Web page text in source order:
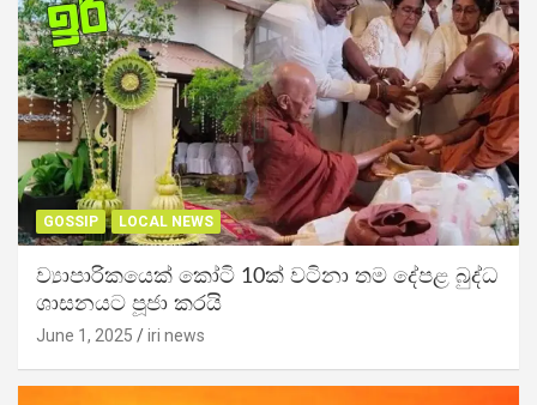
GOSSIP LOCAL NEWS
ව්‍යාපාරිකයෙක් කෝටි 10ක් වටිනා තම දේපළ බුද්ධ
ශාසනයට පූජා කරයි
June 1, 2025 iri news